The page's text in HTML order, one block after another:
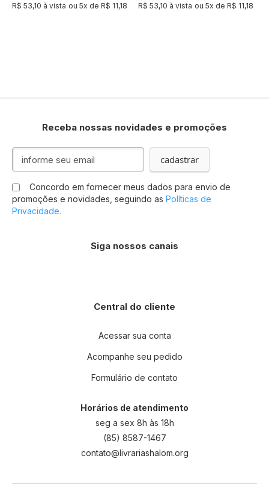
R$ 53,10 à vista ou 5x de R$ 11,18 R$ 53,10 à vista ou5x deR$ 11,18
Receba nossas novidades e promoções
Inscreva-
nossa
Newsletter:
cadastrar
Concordo em fornecer meus dados para envio de
promoções e novidades, seguindo as Políticas de
Privacidade.
Siga nossos canais
Central do cliente
Acessar sua conta
Acompanhe seu pedido
Formulário de contato
Horários de atendimento
seg a sex 8h às 18h
(85) 8587-1467
contato@livrariashalom.org